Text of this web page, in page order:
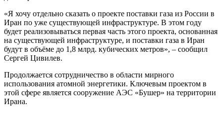
«Я хочу отдельно сказать о проекте поставки газа из России в
Иран по уже существующей инфраструктуре. В этом году
будет реализовываться первая часть этого проекта, основанная
на существующей инфраструктуре, и поставки газа в Иран
будут в объёме до 1,8 млрд. кубических метров», – сообщил
Сергей Цивилев.
Продолжается сотрудничество в области мирного
использования атомной энергетики. Ключевым проектом в
этой сфере является сооружение АЭС «Бушер» на территории
Ирана.